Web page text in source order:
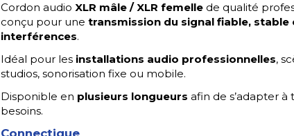
Cordon audioXLR mâle / XLR femelle de qualité
conçu pour unetransmission du signal fiable, stable
interférences.
Idéal pour les installations audio professionnelles,
studios, sonorisation fixe ou mobile.
Disponible en plusieurs longueurs afin de s’adapter à
besoins.